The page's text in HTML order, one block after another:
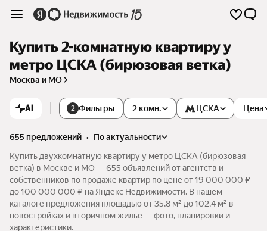
Купить 2-комнатную квартиру у
метро ЦСКА (бирюзовая ветка)
Москва и МО
AI 2 Фильтры 2 комн. Цена
ЦСКА
655 предложений •
по актуальности
Купить двухкомнатную квартиру у метро ЦСКА (бирюзовая
ветка) в Москве и МО — 655 объявлений от агентств и
собственников по продаже квартир по цене от 19 000 000 ₽
до 100 000 000 ₽ на Яндекс Недвижимости. В нашем
каталоге предложения площадью от 35,8 м² до 102,4 м² в
новостройках и вторичном жилье — фото, планировки и
характеристики.